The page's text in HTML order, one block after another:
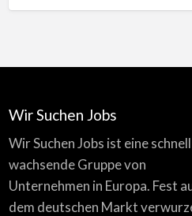
Wir Suchen Jobs
Wir Suchen Jobs ist eine schnell
wachsende Gruppe von
Unternehmen in Europa. Fest
dem deutschen Markt